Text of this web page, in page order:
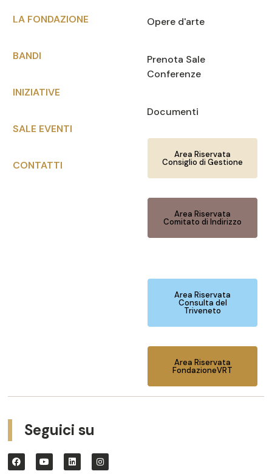
LA FONDAZIONE
BANDI
INIZIATIVE
SALE EVENTI
CONTATTI
Opere d'arte
Prenota Sale
Conferenze
Documenti
Area Riservata
Consiglio di Gestione
Area Riservata
Comitato di Indirizzo
Area Riservata
Consulta del
Triveneto
Area Riservata
FondazioneVRT
Seguici su